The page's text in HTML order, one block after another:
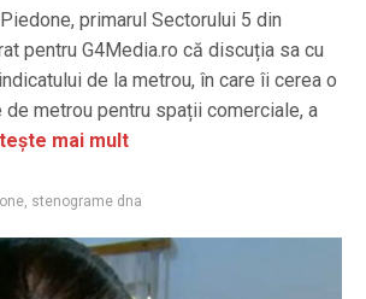
primarul Sectorului 5 din
pentru G4Media.ro că discuția sa cu
de la metrou, în care îi cerea o
metrou pentru spații comerciale, a
mai mult
, stenograme dna